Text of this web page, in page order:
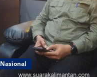
Nasional